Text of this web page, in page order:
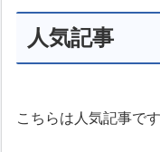
人気記事
こちらは人気記事で